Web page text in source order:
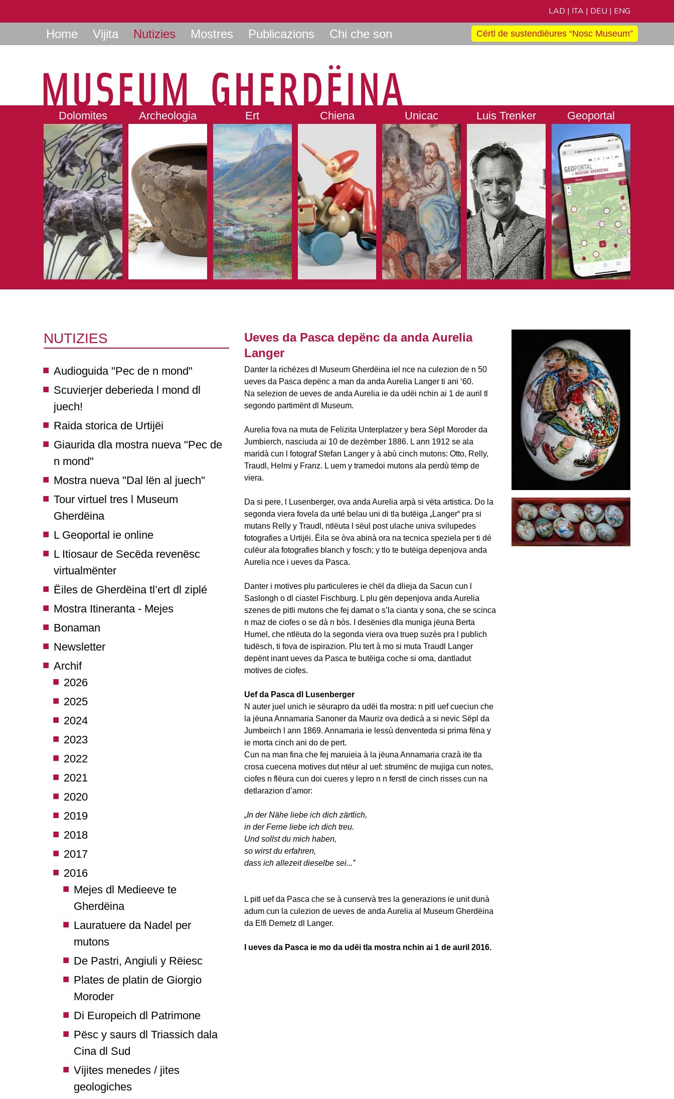
LAD | ITA | DEU | ENG
Home Vijita Nutizies Mostres Publicazions Chi che son Cërtl de sustendiëures “Nosc Museum”
Dolomites Archeologia Ert Chiena Unicac Luis Trenker Geoportal
NUTIZIES
Audioguida "Pec de n mond"
Scuvierjer deberieda l mond dl
juech!
Raida storica de Urtijëi
Giaurida dla mostra nueva "Pec de
n mond"
Mostra nueva "Dal lën al juech"
Tour virtuel tres l Museum
Gherdëina
L Geoportal ie online
L Itiosaur de Secëda revenësc
virtualmënter
Ëiles de Gherdëina tl’ert dl ziplé
Mostra Itineranta - Mejes
Bonaman
Newsletter
Archif
2026
2025
2024
2023
2022
2021
2020
2019
2018
2017
2016
Mejes dl Medieeve te
Gherdëina
Lauratuere da Nadel per
mutons
De Pastri, Angiuli y Rëiesc
Plates de platin de Giorgio
Moroder
Di Europeich dl Patrimone
Pësc y saurs dl Triassich dala
Cina dl Sud
Vijites menedes / jites
geologiches
Ueves da Pasca depënc da anda Aurelia
Langer
Danter la richëzes dl Museum Gherdëina iel nce na culezion de n 50
ueves da Pasca depënc a man da anda Aurelia Langer ti ani ‘60.
Na selezion de ueves de anda Aurelia ie da udëi nchin ai 1 de auril tl
segondo partimënt dl Museum.
Aurelia fova na muta de Felizita Unterplatzer y bera Sëpl Moroder da
Jumbierch, nasciuda ai 10 de dezëmber 1886. L ann 1912 se ala
maridà cun l fotograf Stefan Langer y à abù cinch mutons: Otto, Relly,
Traudl, Helmi y Franz. L uem y tramedoi mutons ala perdù tëmp de
viera.
Da si pere, l Lusenberger, ova anda Aurelia arpà si vëta artistica. Do la
segonda viera fovela da urté belau uni di tla butëiga „Langer“ pra si
mutans Relly y Traudl, ntlëuta l sëul post ulache univa svilupedes
fotografies a Urtijëi. Ëila se òva abinà ora na tecnica speziela per ti dé
culëur ala fotografies blanch y fosch; y tlo te butëiga depenjova anda
Aurelia nce i ueves da Pasca.
Danter i motives plu particuleres ie chël da dlieja da Sacun cun l
Saslongh o dl ciastel Fischburg. L plu gën depenjova anda Aurelia
szenes de pitli mutons che fej damat o s’la cianta y sona, che se scinca
n maz de ciofes o se dà n bòs. I desënies dla muniga jëuna Berta
Humel, che ntlëuta do la segonda viera ova truep suzès pra l publich
tudësch, ti fova de ispirazion. Plu tert à mo si muta Traudl Langer
depënt inant ueves da Pasca te butëiga coche si oma, dantladut
motives de ciofes.
Uef da Pasca dl Lusenberger
N auter juel unich ie sëurapro da udëi tla mostra: n pitl uef cueciun che
la jëuna Annamaria Sanoner da Mauriz ova dedicà a si nevic Sëpl da
Jumbeirch l ann 1869. Annamaria ie lessù denventeda si prima fëna y
ie morta cinch ani do de pert.
Cun na man fina che fej maruieia à la jëuna Annamaria crazà ite tla
crosa cuecena motives dut ntëur al uef: strumënc de mujiga cun notes,
ciofes n flëura cun doi cueres y lepro n n ferstl de cinch risses cun na
detlarazion d’amor:
„In der Nähe liebe ich dich zärtlich,
in der Ferne liebe ich dich treu.
Und sollst du mich haben,
so wirst du erfahren,
dass ich allezeit dieselbe sei...”
L pitl uef da Pasca che se à cunservà tres la generazions ie unit dunà
adum cun la culezion de ueves de anda Aurelia al Museum Gherdëina
da Elfi Demetz dl Langer.
I ueves da Pasca ie mo da udëi tla mostra nchin ai 1 de auril 2016.